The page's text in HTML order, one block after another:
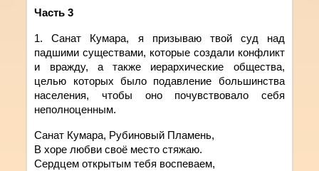
Часть 3
1. Санат Кумара, я призываю твой
суд над
падшими существами, которые создали конфликт
и вражду, а также иерархические общества,
целью которых было подавление большинства
населения, чтобы оно почувствовало себя
неполноценным.
Санат Кумара, Рубиновый Пламень,
В хоре любви своё место стяжаю.
Сердцем открытым тебя воспеваем,